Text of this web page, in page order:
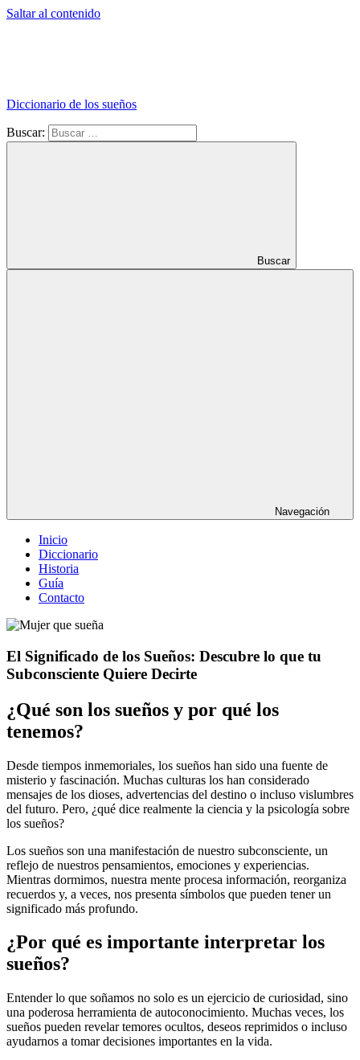
Saltar al contenido
Diccionario de los sueños
Buscar:
Buscar
Navegación
Inicio
Diccionario
Historia
Guía
Contacto
El Significado de los Sueños: Descubre lo que tu
Subconsciente Quiere Decirte
¿Qué son los sueños y por qué los
tenemos?
Desde tiempos inmemoriales, los sueños han sido una fuente de
misterio y fascinación. Muchas culturas los han considerado
mensajes de los dioses, advertencias del destino o incluso vislumbres
del futuro. Pero, ¿qué dice realmente la ciencia y la psicología sobre
los sueños?
Los sueños son una manifestación de nuestro subconsciente, un
reflejo de nuestros pensamientos, emociones y experiencias.
Mientras dormimos, nuestra mente procesa información, reorganiza
recuerdos y, a veces, nos presenta símbolos que pueden tener un
significado más profundo.
¿Por qué es importante interpretar los
sueños?
Entender lo que soñamos no solo es un ejercicio de curiosidad, sino
una poderosa herramienta de autoconocimiento. Muchas veces, los
sueños pueden revelar temores ocultos, deseos reprimidos o incluso
ayudarnos a tomar decisiones importantes en la vida.